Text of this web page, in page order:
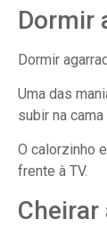
Dormir
Dormir
Uma das
subir na
O calorzinho
frente à TV.